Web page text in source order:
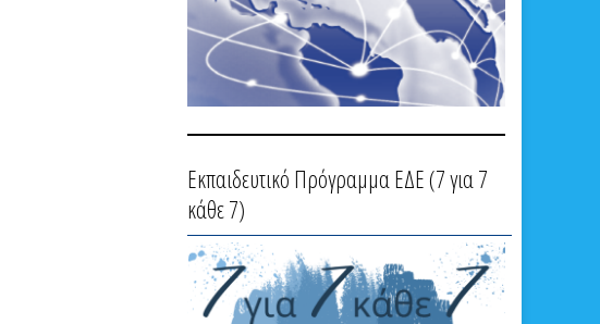
Εκπαιδευτικό Πρόγραμμα ΕΔΕ (7 για 7
κάθε 7)